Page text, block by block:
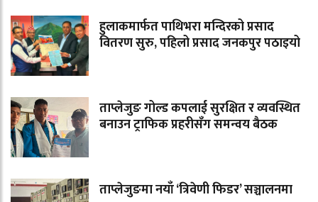
हुलाकमार्फत पाथिभरा मन्दिरको प्रसाद
वितरण सुरु, पहिलो प्रसाद जनकपुर पठाइयो
ताप्लेजुङ गोल्ड कपलाई सुरक्षित र व्यवस्थित
बनाउन ट्राफिक प्रहरीसँग समन्वय बैठक
ताप्लेजुङमा नयाँ ‘त्रिवेणी फिडर’ सञ्चालनमा